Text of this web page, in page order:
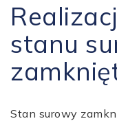
stanu
Stan surowy